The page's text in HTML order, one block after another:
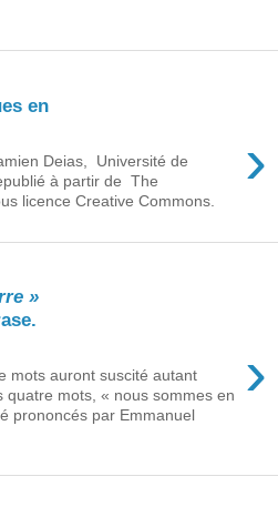
en
›
Deias, Université de
à partir de The
licence Creative Commons.
»
›
mots auront suscité autant
quatre mots, « nous sommes en
prononcés par Emmanuel